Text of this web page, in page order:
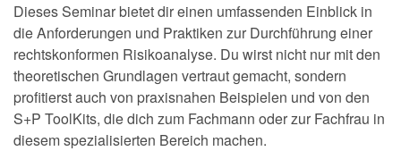
Dieses Seminar bietet dir einen umfassenden Einblick in
die Anforderungen und Praktiken zur Durchführung einer
rechtskonformen Risikoanalyse. Du wirst nicht nur mit den
theoretischen Grundlagen vertraut gemacht, sondern
profitierst auch von praxisnahen Beispielen und von den
S+P ToolKits, die dich zum Fachmann oder zur Fachfrau in
diesem spezialisierten Bereich machen.